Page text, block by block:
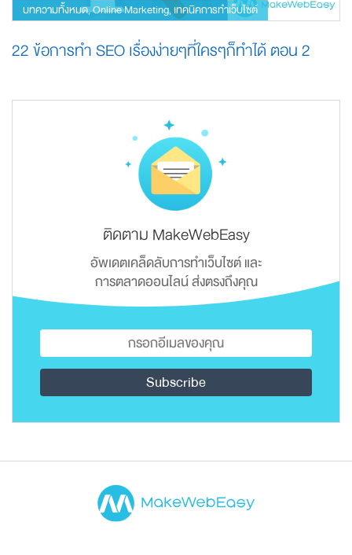
บทความทั้งหมด,Online Marketing,เทคนิคการทำเว็บไซต์
22 ข้อการทำ SEO เรื่องง่ายๆที่ใครๆก็ทำได้ ตอน 2
ติดตาม MakeWebEasy
อัพเดตเคล็ดลับการทำเว็บไซต์ และ
การตลาดออนไลน์ ส่งตรงถึงคุณ